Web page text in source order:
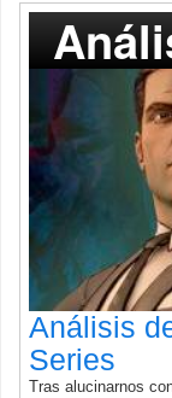
Análisis
Series
Tras alucinarnos